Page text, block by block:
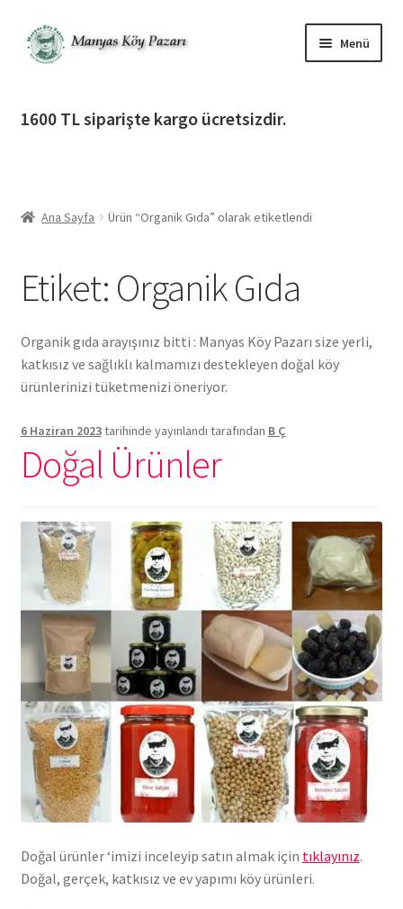
Dolaşıma
geç
İçeriğe
geç
Menü
İletişim
1600 TL siparişte kargo ücretsizdir.
Ana Sayfa Ürün “Organik Gıda” olarak etiketlendi
Etiket: Organik Gıda
Organik gıda arayışınız bitti : Manyas Köy Pazarı size yerli,
katkısız ve sağlıklı kalmamızı destekleyen doğal köy
ürünlerinizi tüketmenizi öneriyor.
6 Haziran 2023tarihinde yayınlandı tarafından B Ç
Doğal Ürünler
Doğal ürünler ‘imizi inceleyip satın almak için tıklayınız.
Doğal, gerçek, katkısız ve ev yapımı köy ürünleri.